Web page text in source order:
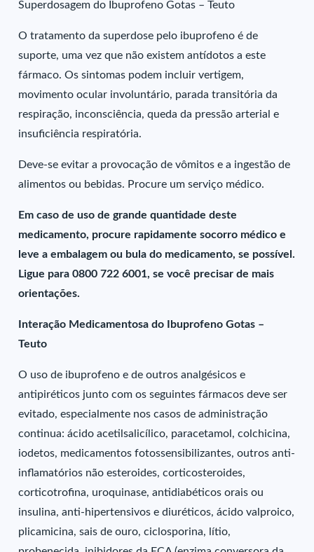
Superdosagem do Ibuprofeno Gotas – Teuto
O tratamento da superdose pelo ibuprofeno é de
suporte, uma vez que não existem antídotos a este
fármaco. Os sintomas podem incluir vertigem,
movimento ocular involuntário, parada transitória da
respiração, inconsciência, queda da pressão arterial e
insuficiência respiratória.
Deve-se evitar a provocação de vômitos e a ingestão de
alimentos ou bebidas. Procure um serviço médico.
Em caso de uso de grande quantidade deste
medicamento, procure rapidamente socorro médico e
leve a embalagem ou bula do medicamento, se possível.
Ligue para 0800 722 6001, se você precisar de mais
orientações.
Interação Medicamentosa do Ibuprofeno Gotas –
Teuto
O uso de ibuprofeno e de outros analgésicos e
antipiréticos junto com os seguintes fármacos deve ser
evitado, especialmente nos casos de administração
continua: ácido acetilsalicílico, paracetamol, colchicina,
iodetos, medicamentos fotossensibilizantes, outros anti-
inflamatórios não esteroides, corticosteroides,
corticotrofina, uroquinase, antidiabéticos orais ou
insulina, anti-hipertensivos e diuréticos, ácido valproico,
plicamicina, sais de ouro, ciclosporina, lítio,